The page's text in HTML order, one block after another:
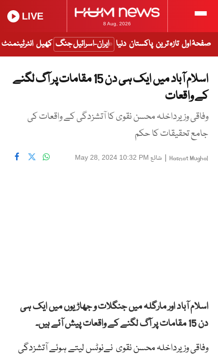
8 Aug, 2026
LIVE
صفحۂ اول تازہ ترین پاکستان دنیا ایران-اسرائیل جنگ کھیل انٹرٹینمنٹ
اسلام آباد میں ایک ہی دن 15 مقامات پر آگ لگنے
کے واقعات
وفاقی وزیرداخلہ محسن نقوی کا آتشزدگی کے واقعات کی
جامع تحقیقات کا حکم
Hasnat Mughal
| شائع May 28, 2024 10:32 PM
اسلام آباد اور مارگلہ میں جنگلات و جھاڑیوں میں ایک ہی
دن 15 مقامات پر آگ لگنے کے واقعات پیش آئے ہیں۔
وفاقی وزیرداخلہ محسن نقوی نےنوٹس لیتے ہوئے آتشزدگی